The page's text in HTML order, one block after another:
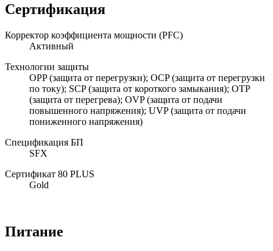
Сертификация
Корректор коэффициента мощности (PFC)
Активный
Технологии защиты
OPP (защита от перегрузки); OCP (защита от перегрузки
по току); SCP (защита от короткого замыкания); OTP
(защита от перегрева); OVP (защита от подачи
повышенного напряжения); UVP (защита от подачи
пониженного напряжения)
Спецификация БП
SFX
Сертификат 80 PLUS
Gold
Питание